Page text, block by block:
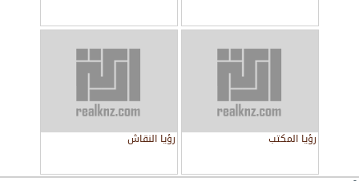
رؤيا المكتب رؤيا النقاش